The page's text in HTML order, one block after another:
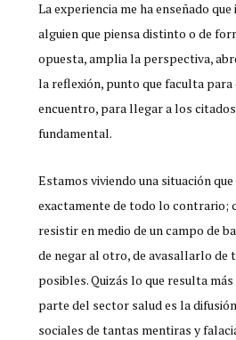
La experiencia me ha enseñado
alguien que piensa distinto o de
opuesta, amplia la perspectiva,
la reflexión, punto que faculta
encuentro, para llegar a los
fundamental.
Estamos viviendo una situación
exactamente de todo lo contrario;
resistir en medio de un campo de
de negar al otro, de avasallarlo de
posibles. Quizás lo que resulta
parte del sector salud es la
sociales de tantas mentiras y